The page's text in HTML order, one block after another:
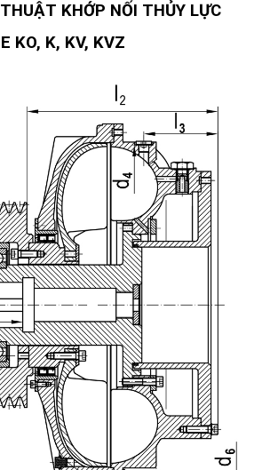
KHỚP NỐI THỦY LỰC
KO, K, KV, KVZ